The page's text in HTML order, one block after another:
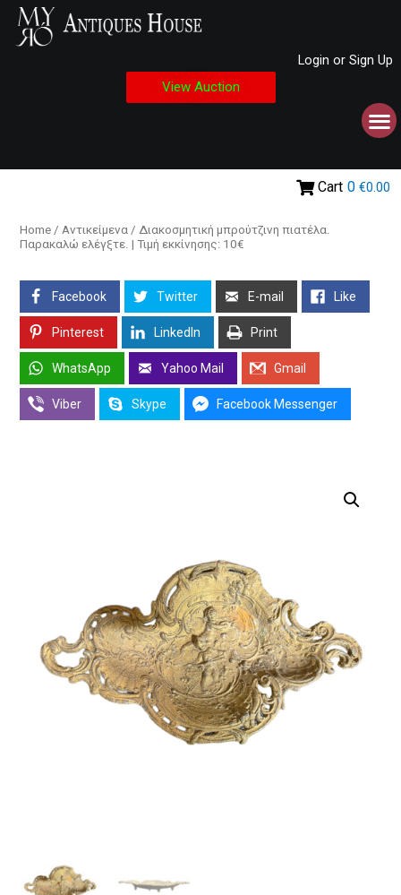
Login or Sign Up
View Auction
Cart 0 €0.00
Home / Αντικείμενα / Διακοσμητική μπρούτζινη πιατέλα.
Παρακαλώ ελέγξτε. | Τιμή εκκίνησης: 10€
Facebook Twitter E-mail Like
Pinterest LinkedIn Print
WhatsApp Yahoo Mail Gmail
Viber Skype Facebook Messenger